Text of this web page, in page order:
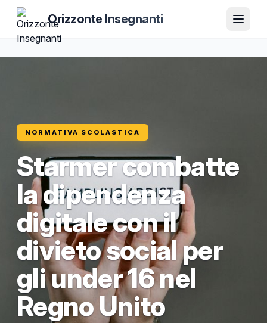
Orizzonte Insegnanti
NORMATIVA SCOLASTICA
Starmer combatte
la dipendenza
digitale con il
divieto social per
gli under 16 nel
Regno Unito